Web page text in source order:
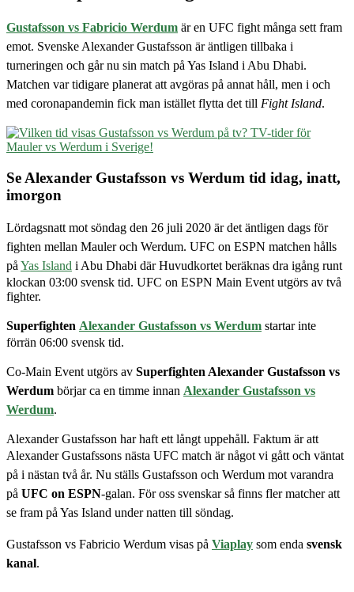
Gustafsson vs Fabricio Werdum är en UFC fight många sett fram
emot. Svenske Alexander Gustafsson är äntligen tillbaka i
turneringen och går nu sin match på Yas Island i Abu Dhabi.
Matchen var tidigare planerat att avgöras på annat håll, men i och
med coronapandemin fick man istället flytta det till Fight Island.
Se Alexander Gustafsson vs Werdum tid idag, inatt,
imorgon
Lördagsnatt mot söndag den 26 juli 2020 är det äntligen dags för
fighten mellan Mauler och Werdum. UFC on ESPN matchen hålls
på Yas Island i Abu Dhabi där Huvudkortet beräknas dra igång runt
klockan 03:00 svensk tid. UFC on ESPN Main Event utgörs av två
fighter.
Superfighten Alexander Gustafsson vs Werdum startar inte
förrän 06:00 svensk tid.
Co-Main Event utgörs av Superfighten Alexander Gustafsson vs
Werdum börjar ca en timme innan Alexander Gustafsson vs
Werdum.
Alexander Gustafsson har haft ett långt uppehåll. Faktum är att
Alexander Gustafssons nästa UFC match är något vi gått och väntat
på i nästan två år. Nu ställs Gustafsson och Werdum mot varandra
på UFC on ESPN-galan. För oss svenskar så finns fler matcher att
se fram på Yas Island under natten till söndag.
Gustafsson vs Fabricio Werdum visas på Viaplay som enda svensk
kanal.